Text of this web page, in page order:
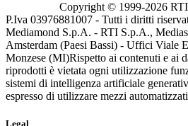
Copyright © 1999-2026
P.Iva 03976881007 - Tutti i diritti
Mediamond S.p.A. - RTI S.p.A.,
Amsterdam (Paesi Bassi) - Uffici Viale
Monzese (MI)Rispetto ai contenuti e ai
riprodotti è vietata ogni utilizzazione
sistemi di intelligenza artificiale
espresso di utilizzare mezzi
Legal